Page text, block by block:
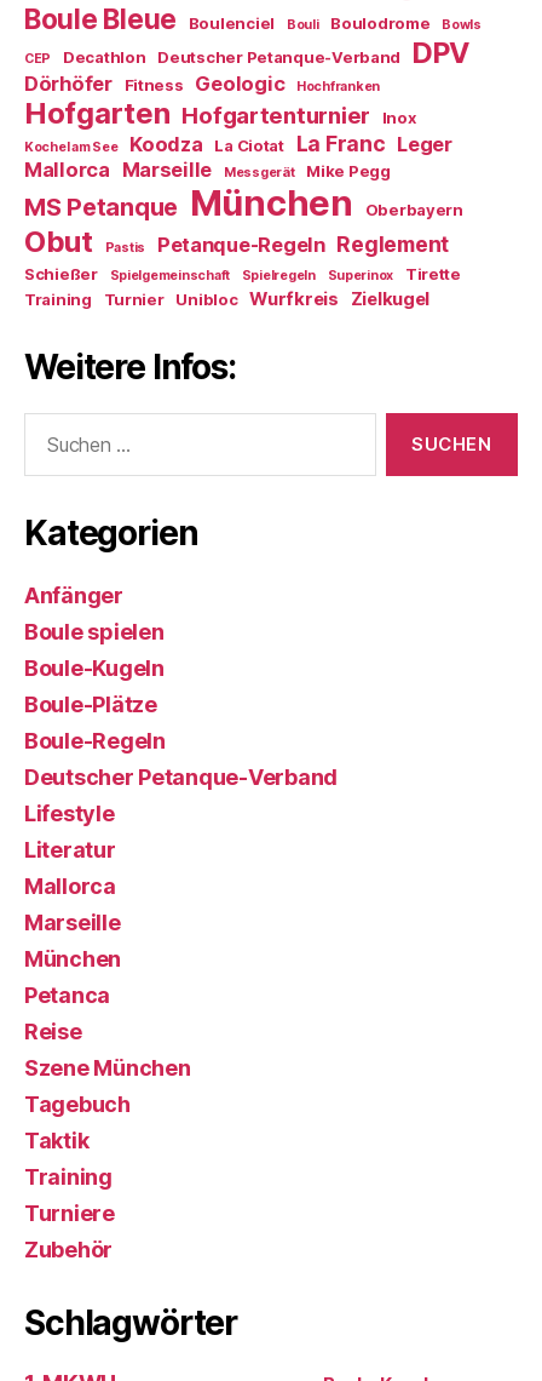
Boule Bleue Boulenciel Bouli Boulodrome Bowls
CEP Decathlon Deutscher Petanque-Verband DPV
Dörhöfer Fitness Geologic Hochfranken
Hofgarten Hofgartenturnier Inox
Kochel am See Koodza La Ciotat La Franc Leger
Mallorca Marseille Messgerät Mike Pegg
MS Petanque München Oberbayern
Obut Pastis Petanque-Regeln Reglement
Schießer Spielgemeinschaft Spielregeln Superinox
Tirette
Training
Turnier Unibloc Wurfkreis Zielkugel
Weitere Infos:
nach:
Kategorien
Anfänger
Boule spielen
Boule-Kugeln
Boule-Plätze
Boule-Regeln
Deutscher Petanque-Verband
Lifestyle
Literatur
Mallorca
Marseille
München
Petanca
Reise
Szene München
Tagebuch
Taktik
Training
Turniere
Zubehör
Schlagwörter